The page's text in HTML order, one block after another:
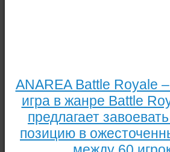
ANAREA Battle Royale
игра в жанре Battle
предлагает
позицию в